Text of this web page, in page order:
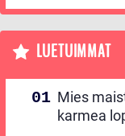
LUETUIMMAT
Mies
karmea